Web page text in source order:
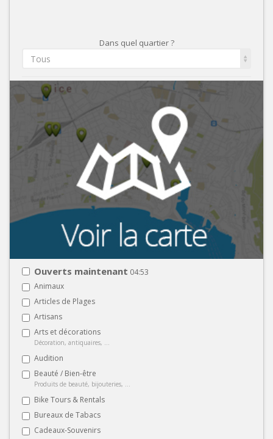
Dans quel quartier ?
Tous
Ouverts maintenant 04:53
Animaux
Articles de Plages
Artisans
Arts et décorations
Décoration, antiquaires, ...
Audition
Beauté / Bien-être
Produits de beauté, bijouteries, ...
Bike Tours & Rentals
Bureaux de Tabacs
Cadeaux-Souvenirs